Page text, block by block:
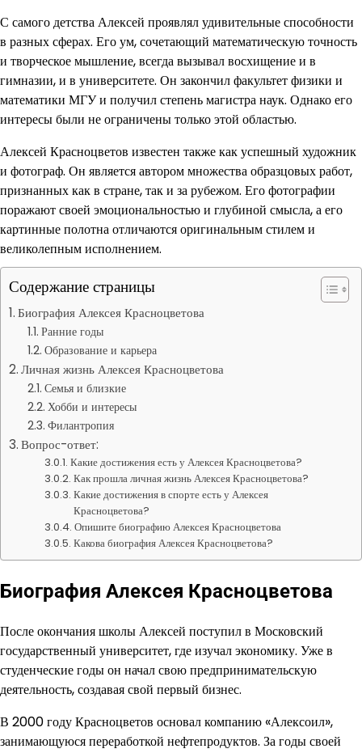
С самого детства Алексей проявлял удивительные способности
в разных сферах. Его ум, сочетающий математическую точность
и творческое мышление, всегда вызывал восхищение и в
гимназии, и в университете. Он закончил факультет физики и
математики МГУ и получил степень магистра наук. Однако его
интересы были не ограничены только этой областью.
Алексей Красноцветов известен также как успешный художник
и фотограф. Он является автором множества образцовых работ,
признанных как в стране, так и за рубежом. Его фотографии
поражают своей эмоциональностью и глубиной смысла, а его
картинные полотна отличаются оригинальным стилем и
великолепным исполнением.
Содержание страницы
Биография Алексея Красноцветова
Ранние годы
Образование и карьера
Личная жизнь Алексея Красноцветова
Семья и близкие
Хобби и интересы
Филантропия
Вопрос-ответ:
Какие достижения есть у Алексея Красноцветова?
Как прошла личная жизнь Алексея Красноцветова?
Какие достижения в спорте есть у Алексея
Красноцветова?
Опишите биографию Алексея Красноцветова
Какова биография Алексея Красноцветова?
Биография Алексея Красноцветова
После окончания школы Алексей поступил в Московский
государственный университет, где изучал экономику. Уже в
студенческие годы он начал свою предпринимательскую
деятельность, создавая свой первый бизнес.
В 2000 году Красноцветов основал компанию «Алексоил»,
занимающуюся переработкой нефтепродуктов. За годы своей